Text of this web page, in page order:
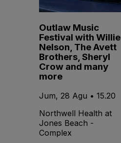
Outlaw Music
Festival with Willie
Nelson, The Avett
Brothers, Sheryl
Crow and many
more
Jum, 28 Agu • 15.20
Northwell Health at
Jones Beach -
Complex